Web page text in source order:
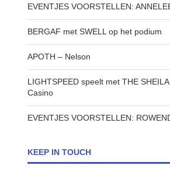
EVENTJES VOORSTELLEN:
BERGAF met SWELL op het podium
APOTH – Nelson
LIGHTSPEED speelt met THE
Casino
EVENTJES VOORSTELLEN:
KEEP IN TOUCH